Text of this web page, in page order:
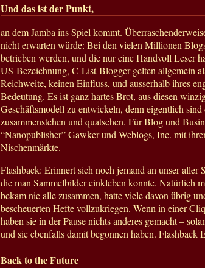
Und das ist der Punkt,
an dem Jamba ins Spiel kommt.
nicht erwarten würde: Bei den vielen Millionen
betrieben werden, und die nur eine Handvoll Leser
US-Bezeichnung, C-List-Blogger gelten allgemein
Reichweite, keinen Einfluss, und ausserhalb ihres
Bedeutung. Es ist ganz hartes Brot, aus diesen
Geschäftsmodell zu entwickeln, denn eigentlich sind
zusammenstehen und quatschen. Für Blog und
“Nanopublisher” Gawker und Weblogs, Inc. mit
Nischenmärkte.
Flashback: Erinnert sich noch jemand an unser aller
die man Sammelbilder einkleben konnte. Natürlich
bekam nie alle zusammen, hatte viele davon übrig
bescheuerten Hefte vollzukriegen. Wenn in einer
haben sie in der Pause nichts anderes gemacht –
und sie ebenfalls damit begonnen haben. Flashback
Back to the Future